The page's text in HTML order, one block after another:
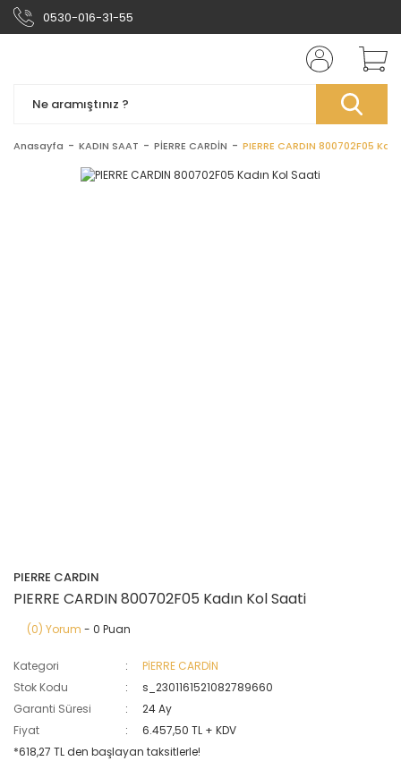
0530-016-31-55
Anasayfa KADIN SAAT PİERRE CARDİN PIERRE CARDIN 800702F05
PIERRE CARDIN
PIERRE CARDIN 800702F05 Kadın Kol Saati
(0) Yorum - 0 Puan
Kategori
PİERRE CARDİN
Stok Kodu
s_2301161521082789660
Garanti Süresi
24 Ay
Fiyat
6.457,50 TL + KDV
*618,27 TL den başlayan taksitlerle!